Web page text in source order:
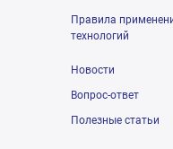
Правила
технологий
Новости
Вопрос-ответ
Полезные статьи